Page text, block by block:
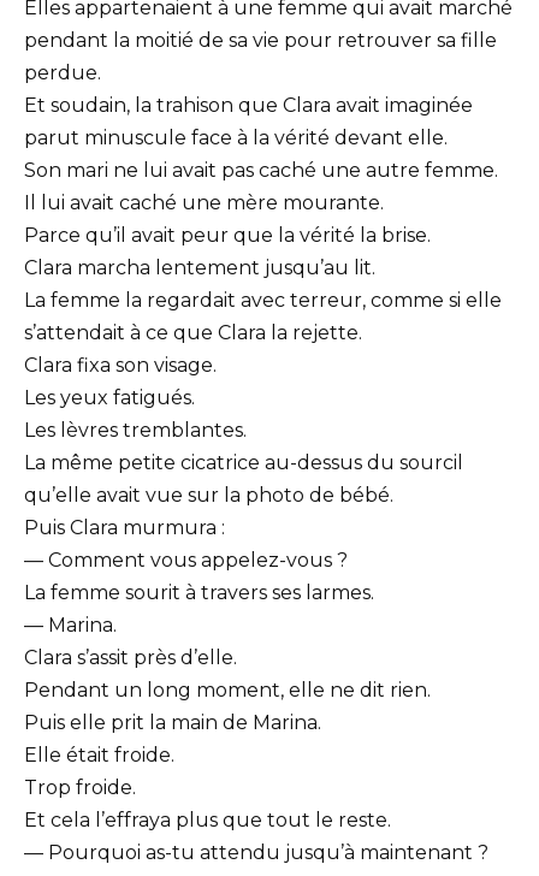
Elles appartenaient à une femme qui avait marché
pendant la moitié de sa vie pour retrouver sa fille
perdue.
Et soudain, la trahison que Clara avait imaginée
parut minuscule face à la vérité devant elle.
Son mari ne lui avait pas caché une autre femme.
Il lui avait caché une mère mourante.
Parce qu’il avait peur que la vérité la brise.
Clara marcha lentement jusqu’au lit.
La femme la regardait avec terreur, comme si elle
s’attendait à ce que Clara la rejette.
Clara fixa son visage.
Les yeux fatigués.
Les lèvres tremblantes.
La même petite cicatrice au-dessus du sourcil
qu’elle avait vue sur la photo de bébé.
Puis Clara murmura :
— Comment vous appelez-vous ?
La femme sourit à travers ses larmes.
— Marina.
Clara s’assit près d’elle.
Pendant un long moment, elle ne dit rien.
Puis elle prit la main de Marina.
Elle était froide.
Trop froide.
Et cela l’effraya plus que tout le reste.
— Pourquoi as-tu attendu jusqu’à maintenant ?